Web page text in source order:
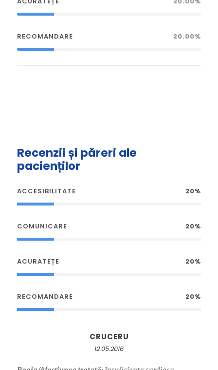
RECOMANDARE 20.00%
Recenzii și păreri ale
pacienților
ACCESIBILITATE 20%
COMUNICARE 20%
ACURATEȚE 20%
RECOMANDARE 20%
CRUCERU
12.05.2016